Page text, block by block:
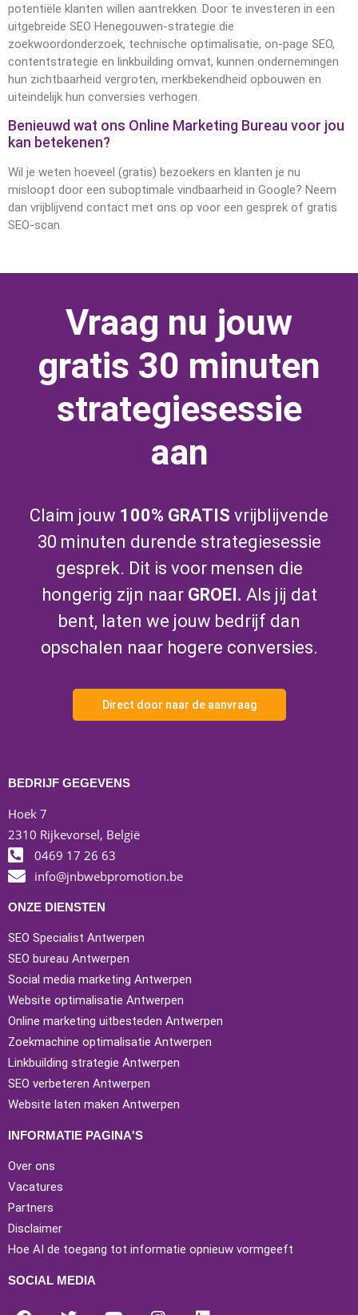
potentiële klanten willen aantrekken. Door te investeren in een
uitgebreide SEO Henegouwen-strategie die
zoekwoordonderzoek, technische optimalisatie, on-page SEO,
contentstrategie en linkbuilding omvat, kunnen ondernemingen
hun zichtbaarheid vergroten, merkbekendheid opbouwen en
uiteindelijk hun conversies verhogen.
Benieuwd wat ons Online Marketing Bureau voor jou
kan betekenen?
Wil je weten hoeveel (gratis) bezoekers en klanten je nu
misloopt door een suboptimale vindbaarheid in Google? Neem
dan vrijblijvend contact met ons op voor een gesprek of gratis
SEO-scan.
Vraag nu jouw
gratis 30 minuten
strategiesessie
aan
Claim jouw 100% GRATIS vrijblijvende
30 minuten durende strategiesessie
gesprek. Dit is voor mensen die
hongerig zijn naar GROEI. Als jij dat
bent, laten we jouw bedrijf dan
opschalen naar hogere conversies.
Direct door naar de aanvraag
BEDRIJF GEGEVENS
Hoek 7
2310 Rijkevorsel, België
0469 17 26 63
info@jnbwebpromotion.be
ONZE DIENSTEN
SEO Specialist Antwerpen
SEO bureau Antwerpen
Social media marketing Antwerpen
Website optimalisatie Antwerpen
Online marketing uitbesteden Antwerpen
Zoekmachine optimalisatie Antwerpen
Linkbuilding strategie Antwerpen
SEO verbeteren Antwerpen
Website laten maken Antwerpen
INFORMATIE PAGINA'S
Over ons
Vacatures
Partners
Disclaimer
Hoe AI de toegang tot informatie opnieuw vormgeeft
SOCIAL MEDIA